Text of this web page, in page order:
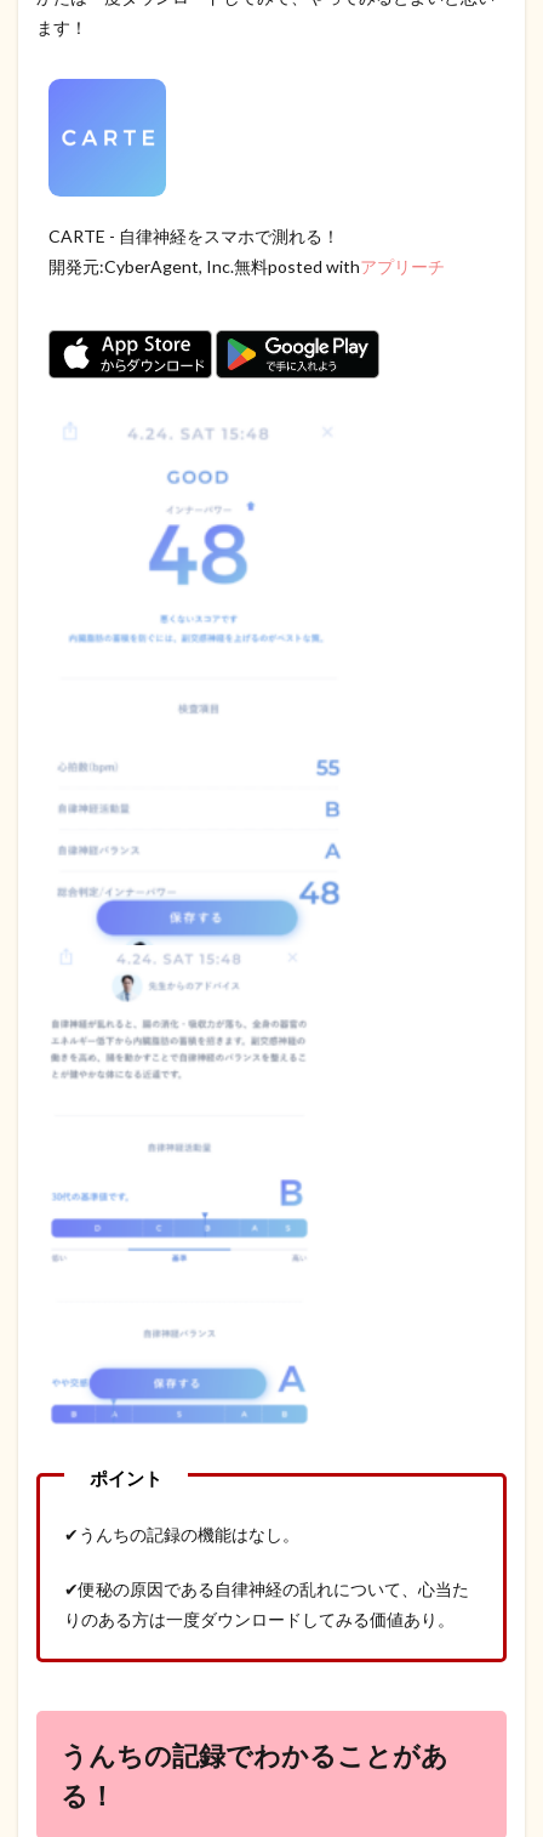
ます！
CARTE - 自律神経をスマホで測れる！
開発元:CyberAgent, Inc.無料posted withアプリーチ
✔うんちの記録の機能はなし。
✔便秘の原因である自律神経の乱れについて、心当た
りのある方は一度ダウンロードしてみる価値あり。
うんちの記録でわかることがあ
る！